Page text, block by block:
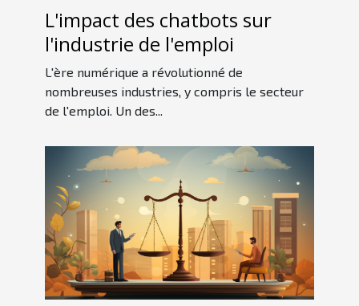
L'impact des chatbots sur
l'industrie de l'emploi
L'ère numérique a révolutionné de
nombreuses industries, y compris le secteur
de l'emploi. Un des...